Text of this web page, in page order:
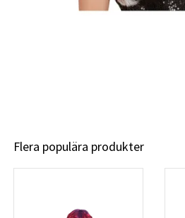
Flera populära produkter